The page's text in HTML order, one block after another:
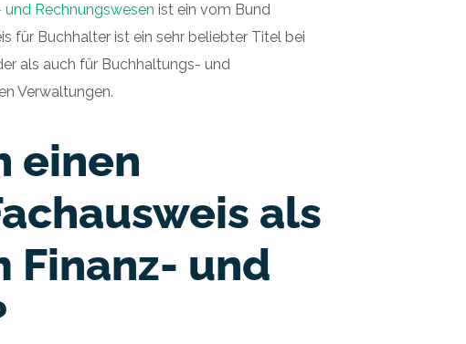
Rechnungswesen ist ein vom Bund
für Buchhalter ist ein sehr beliebter Titel bei
als auch für Buchhaltungs- und
Verwaltungen.
einen
als
und